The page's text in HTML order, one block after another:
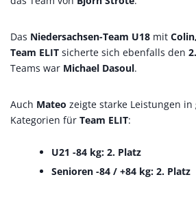
Das Niedersachsen-Team U18 mit
Team ELIT sicherte sich ebenfalls den
Teams war Michael Dasoul.
Auch Mateo zeigte starke Leistungen in
Kategorien für Team ELIT:
U21 -84 kg: 2. Platz
Senioren -84 / +84 kg: 2. Platz